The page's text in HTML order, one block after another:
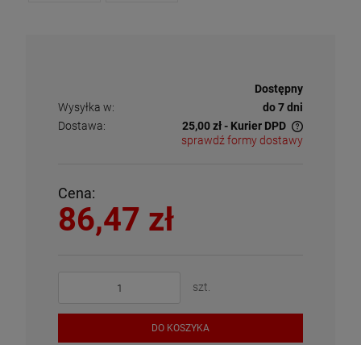
Dostępny
Wysyłka w:
do 7 dni
Dostawa:
25,00 zł- Kurier DPD
Cena nie zawiera ewentualnych kosztów płatności
sprawdź formy dostawy
Cena:
86,47 zł
szt.
DO KOSZYKA